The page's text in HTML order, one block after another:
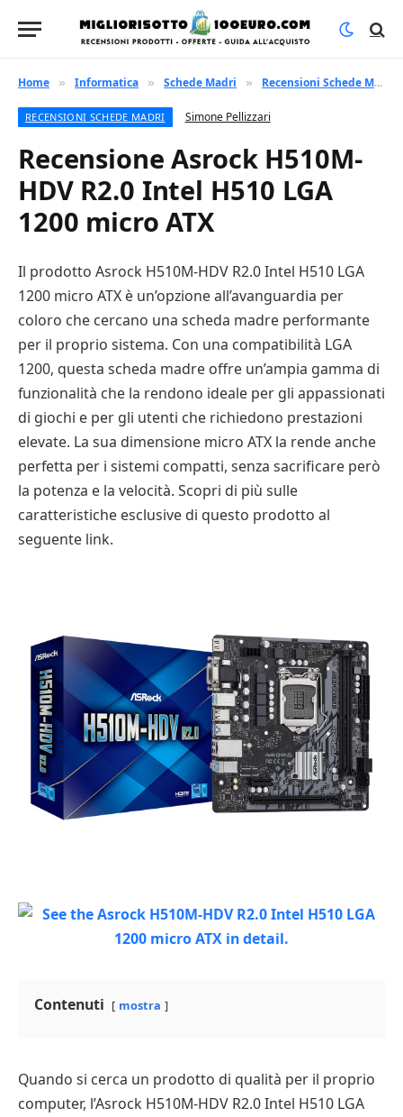
Home » Informatica » Schede Madri » Recensioni Schede Madri
RECENSIONI SCHEDE MADRI Simone Pellizzari
Recensione Asrock H510M-
HDV R2.0 Intel H510 LGA
1200 micro ATX
Il prodotto Asrock H510M-HDV R2.0 Intel H510 LGA
1200 micro ATX è un’opzione all’avanguardia per
coloro che cercano una scheda madre performante
per il proprio sistema. Con una compatibilità LGA
1200, questa scheda madre offre un’ampia gamma di
funzionalità che la rendono ideale per gli appassionati
di giochi e per gli utenti che richiedono prestazioni
elevate. La sua dimensione micro ATX la rende anche
perfetta per i sistemi compatti, senza sacrificare però
la potenza e la velocità. Scopri di più sulle
caratteristiche esclusive di questo prodotto al
seguente link.
Contenuti mostra
Quando si cerca un prodotto di qualità per il proprio
computer, l’Asrock H510M-HDV R2.0 Intel H510 LGA